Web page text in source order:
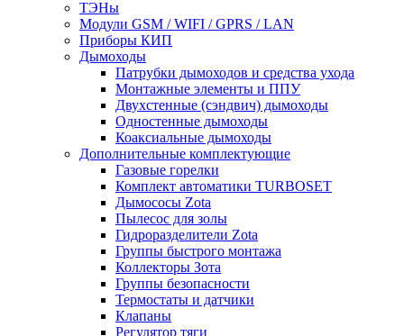
ТЭНы
Модули GSM / WIFI / GPRS / LAN
Приборы КИП
Дымоходы
Патрубки дымоходов и средства ухода
Монтажные элементы и ППУ
Двухстенные (сэндвич) дымоходы
Одностенные дымоходы
Коаксиальные дымоходы
Дополнительные комплектующие
Газовые горелки
Комплект автоматики TURBOSET
Дымососы Zota
Пылесос для золы
Гидроразделители Zota
Группы быстрого монтажа
Коллекторы Зота
Группы безопасности
Термостаты и датчики
Клапаны
Регулятор тяги